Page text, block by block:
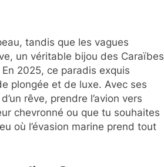
tandis que les vagues
un véritable bijou des Caraïbes
2025, ce paradis exquis
plongée et de luxe. Avec ses
rêve, prendre l’avion vers
chevronné ou que tu souhaites
où l’évasion marine prend tout